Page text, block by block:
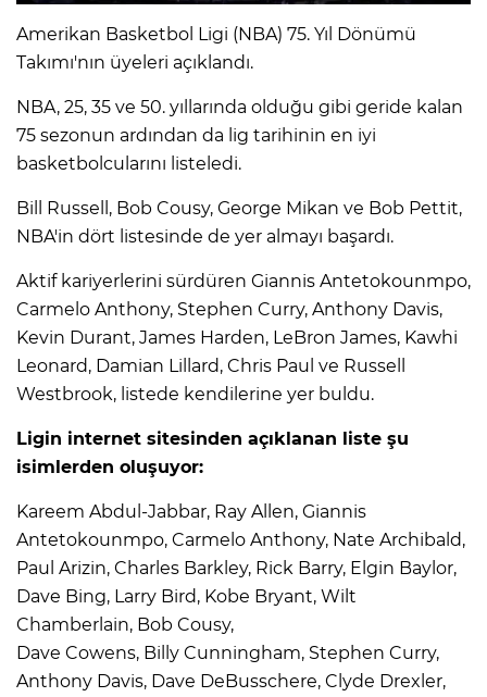
Amerikan Basketbol Ligi (NBA) 75. Yıl Dönümü
Takımı'nın üyeleri açıklandı.
NBA, 25, 35 ve 50. yıllarında olduğu gibi geride kalan
75 sezonun ardından da lig tarihinin en iyi
basketbolcularını listeledi.
Bill Russell, Bob Cousy, George Mikan ve Bob Pettit,
NBA'in dört listesinde de yer almayı başardı.
Aktif kariyerlerini sürdüren Giannis Antetokounmpo,
Carmelo Anthony, Stephen Curry, Anthony Davis,
Kevin Durant, James Harden, LeBron James, Kawhi
Leonard, Damian Lillard, Chris Paul ve Russell
Westbrook, listede kendilerine yer buldu.
Ligin internet sitesinden açıklanan liste şu
isimlerden oluşuyor:
Kareem Abdul-Jabbar, Ray Allen, Giannis
Antetokounmpo, Carmelo Anthony, Nate Archibald,
Paul Arizin, Charles Barkley, Rick Barry, Elgin Baylor,
Dave Bing, Larry Bird, Kobe Bryant, Wilt
Chamberlain, Bob Cousy,
Dave Cowens, Billy Cunningham, Stephen Curry,
Anthony Davis, Dave DeBusschere, Clyde Drexler,